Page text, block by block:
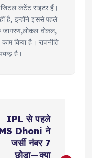
कंटेंट राइटर हैं।
है, इन्होंने इससे पहले
जागरण,लोकल वोकल,
किया है। राजनीति
है।
IPL से पहले
MS Dhoni ने
जर्सी नंबर 7
छोड़ा—क्या